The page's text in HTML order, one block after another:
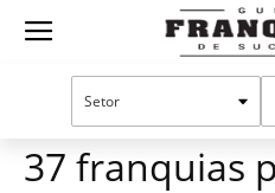
Guia
Oportunidades e tendências
37 franquias